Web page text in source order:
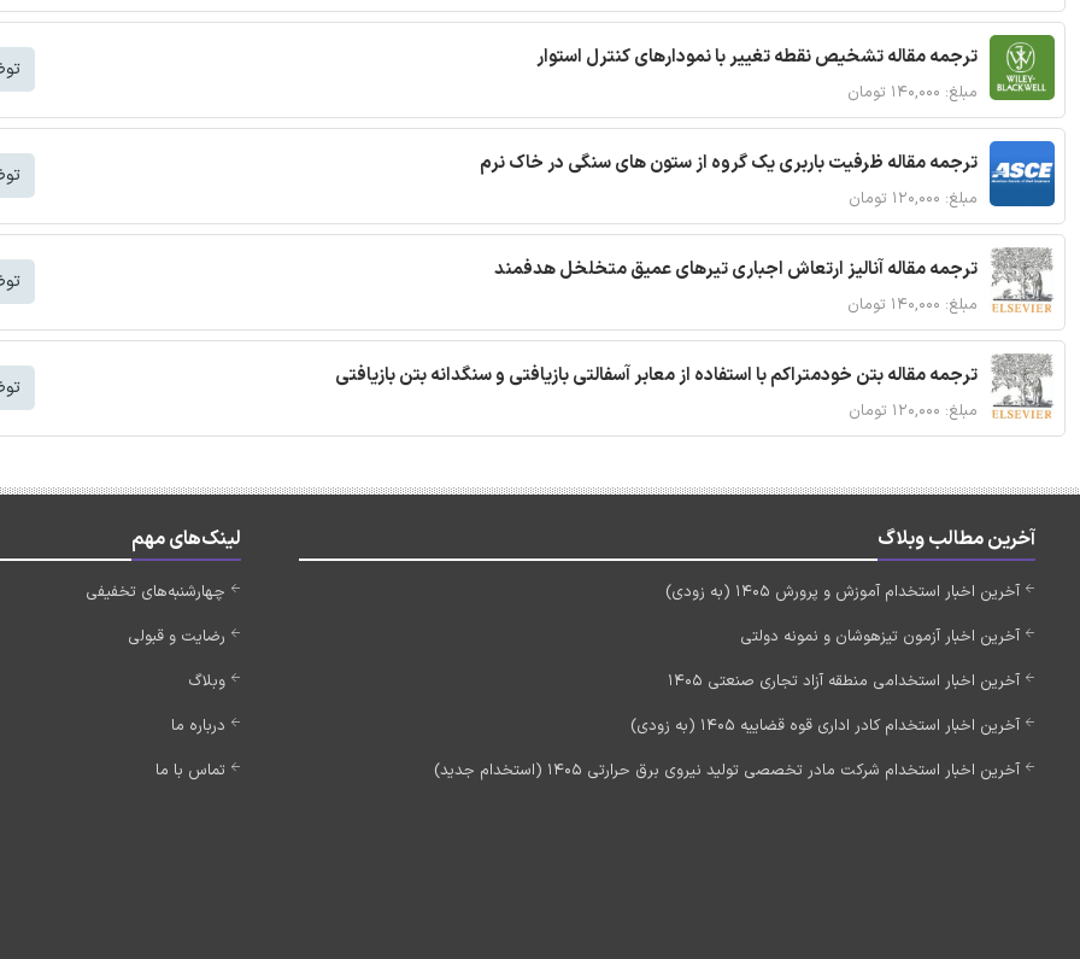
ترجمه مقاله تشخیص نقطه تغییر با نمودارهای کنترل استوار
مبلغ: ۱۴۰,۰۰۰ تومان
ترجمه مقاله ظرفیت باربری یک گروه از ستون های سنگی در خاک نرم
مبلغ: ۱۲۰,۰۰۰ تومان
ترجمه مقاله آنالیز ارتعاش اجباری تیرهای عمیق متخلخل هدفمند
مبلغ: ۱۴۰,۰۰۰ تومان
ترجمه مقاله بتن خودمتراکم با استفاده از معابر آسفالتی بازیافتی و سنگدانه بتن بازیافتی
مبلغ: ۱۲۰,۰۰۰ تومان
آخرین مطالب وبلاگ
آخرین اخبار استخدام آموزش و پرورش 1405 (به زودی)
آخرین اخبار آزمون تیزهوشان و نمونه دولتی
آخرین اخبار استخدامی منطقه آزاد تجاری صنعتی 1405
آخرین اخبار استخدام کادر اداری قوه قضاییه 1405 (به زودی)
آخرین اخبار استخدام شرکت مادر تخصصی تولید نیروی برق حرارتی 1405 (استخدام جدید)
لینک‌های مهم
چهارشنبه‌های تخفیفی
رضایت و قبولی
وبلاگ
درباره ما
تماس با ما